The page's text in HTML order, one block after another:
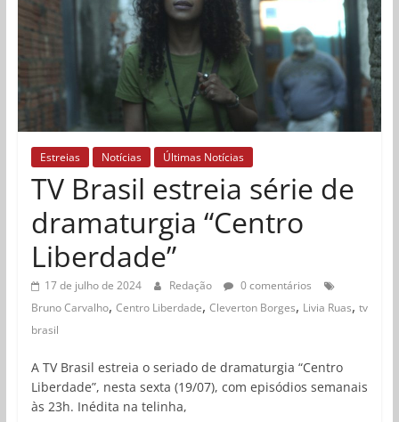
Estreias Notícias Últimas Notícias
TV Brasil estreia série de
dramaturgia “Centro
Liberdade”
17 de julho de 2024 Redação
0 comentários
Bruno Carvalho, Centro Liberdade, Cleverton Borges, Livia Ruas, tv
brasil
A TV Brasil estreia o seriado de dramaturgia “Centro
Liberdade”, nesta sexta (19/07), com episódios semanais
às 23h. Inédita na telinha,